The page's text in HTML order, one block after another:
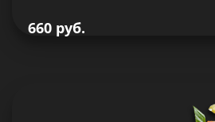
660 руб.
Лак ассорти